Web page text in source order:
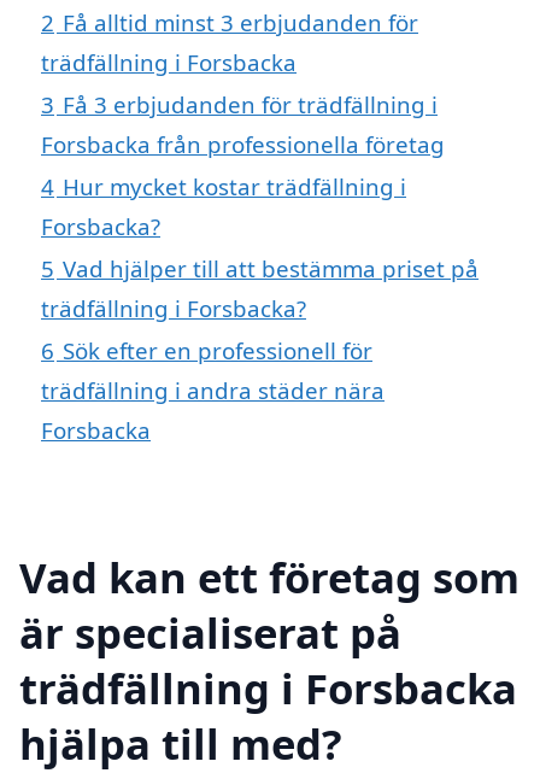
2 Få alltid minst 3 erbjudanden för
trädfällning i Forsbacka
3 Få 3 erbjudanden för trädfällning i
Forsbacka från professionella företag
4 Hur mycket kostar trädfällning i
Forsbacka?
5 Vad hjälper till att bestämma priset på
trädfällning i Forsbacka?
6 Sök efter en professionell för
trädfällning i andra städer nära
Forsbacka
Vad kan ett företag som
är specialiserat på
trädfällning i Forsbacka
hjälpa till med?